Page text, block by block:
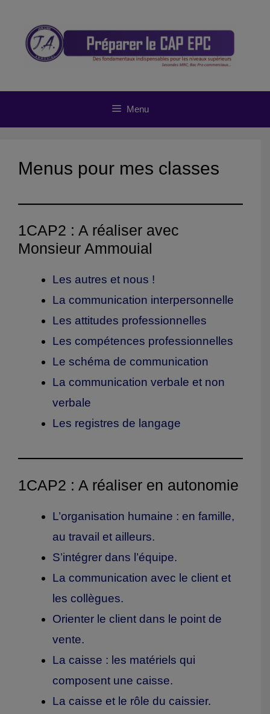
contenu
Menu
Menus pour mes classes
1CAP2 : A réaliser avec
Monsieur Ammouial
Les autres et nous !
La communication interpersonnelle
Les attitudes professionnelles
Les compétences professionnelles
Le schéma de communication
La communication verbale et non
verbale
Les registres de langage
1CAP2 : A réaliser en autonomie
L’organisation humaine : en famille,
au travail et ailleurs.
S’intégrer dans l’équipe.
La communication avec le client et
les collègues.
Orienter le client dans le point de
vente.
La caisse : les matériels qui
composent une caisse.
La caisse et le rôle du caissier.